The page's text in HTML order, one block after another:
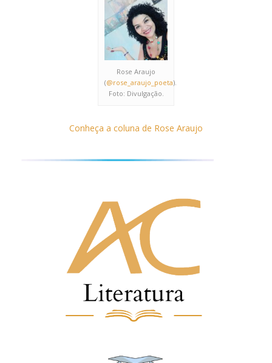
Rose Araujo
(@rose_araujo_poeta).
Foto: Divulgação.
Conheça a coluna de Rose Araujo